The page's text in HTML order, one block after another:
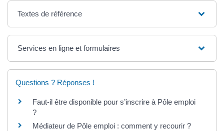
Textes de référence
Services en ligne et formulaires
Questions ? Réponses !
Faut-il être disponible pour s’inscrire à Pôle emploi
?
Médiateur de Pôle emploi : comment y recourir ?